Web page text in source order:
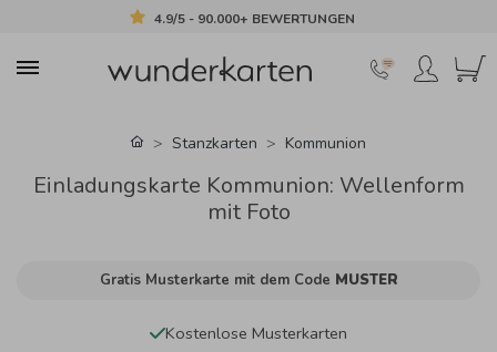
4.9/5 - 90.000+ BEWERTUNGEN
Stanzkarten Kommunion
Einladungskarte Kommunion: Wellenform
mit Foto
Gratis Musterkarte mit dem Code MUSTER
Kostenlose Musterkarten